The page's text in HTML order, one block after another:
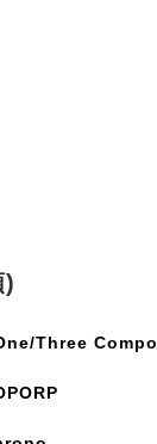
)
Three